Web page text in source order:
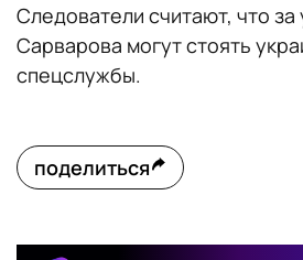
Следователи считают, что за
Сарварова могут стоять
спецслужбы.
поделиться